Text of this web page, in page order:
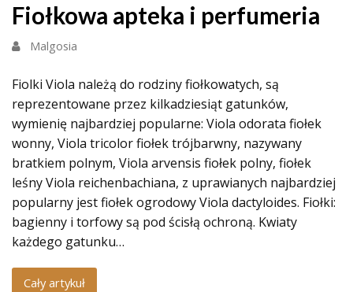
Fiołkowa apteka i perfumeria
Malgosia
Fiolki Viola należą do rodziny fiołkowatych, są
reprezentowane przez kilkadziesiąt gatunków,
wymienię najbardziej popularne: Viola odorata fiołek
wonny, Viola tricolor fiołek trójbarwny, nazywany
bratkiem polnym, Viola arvensis fiołek polny, fiołek
leśny Viola reichenbachiana, z uprawianych najbardziej
popularny jest fiołek ogrodowy Viola dactyloides. Fiołki:
bagienny i torfowy są pod ścisłą ochroną. Kwiaty
każdego gatunku…
Cały artykuł